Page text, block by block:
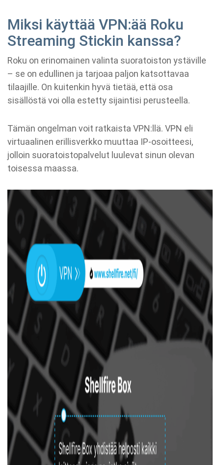
Miksi käyttää VPN:ää Roku
Streaming Stickin kanssa?
Roku on erinomainen valinta suoratoiston ystäville
– se on edullinen ja tarjoaa paljon katsottavaa
tilaajille. On kuitenkin hyvä tietää, että osa
sisällöstä voi olla estetty sijaintisi perusteella.
Tämän ongelman voit ratkaista VPN:llä. VPN eli
virtuaalinen erillisverkko muuttaa IP-osoitteesi,
jolloin suoratoistopalvelut luulevat sinun olevan
toisessa maassa.